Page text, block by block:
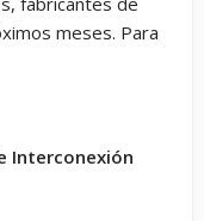
meses. Para
Interconexión